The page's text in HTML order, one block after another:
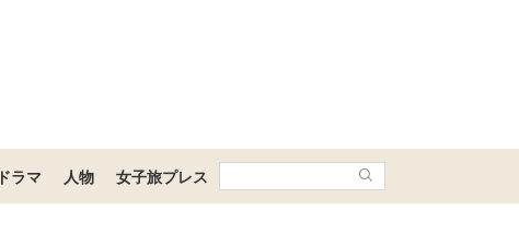
ドラマ 人物 女子旅プレス